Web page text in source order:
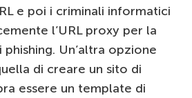
e poi i criminali informatici
l’URL proxy per la
Un’altra opzione
di creare un sito di
essere un template di